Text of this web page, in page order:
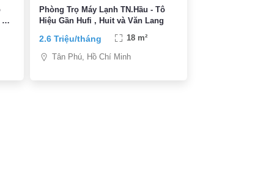
Phòng Trọ Máy Lạnh TN.Hầu - Tô
Hiệu Gần Hufi , Huit và Văn Lang
2.6 Triệu/tháng 18 m²
Tân Phú, Hồ Chí Minh